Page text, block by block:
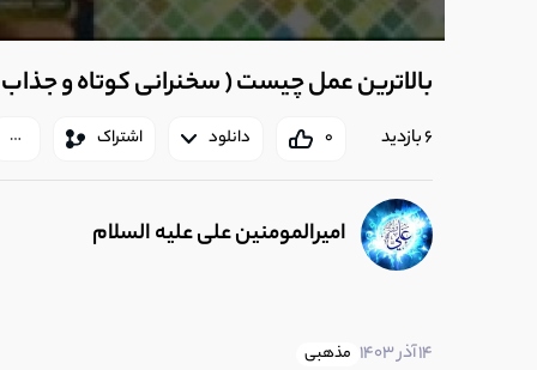
بالاترین عمل چیست ( سخنرانی کوتاه و
0 دانلود اشتراک 6 بازدید
امیرالمومنین علی عليه السلام
14 آذر 1403 مذهبی